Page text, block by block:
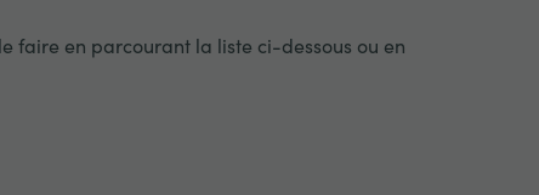
faire en parcourant la liste ci-dessous ou en